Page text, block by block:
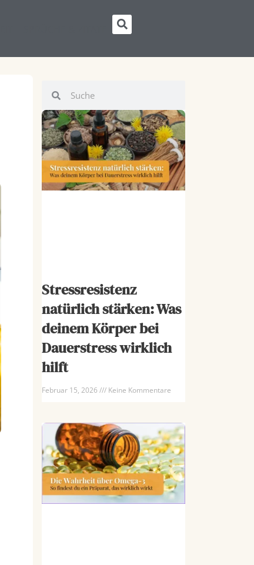
Suche
SucheSuche
Stressresistenz
natürlich stärken: Was
deinem Körper bei
Dauerstress wirklich
hilft
Februar 15, 2026 Keine Kommentare